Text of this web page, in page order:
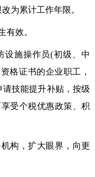
为累计工作年限。
有效。
设施操作员(初级、中
格证书的企业职工，
技能提升补贴，按级
受个税优惠政策、积
构，扩大眼界，向更